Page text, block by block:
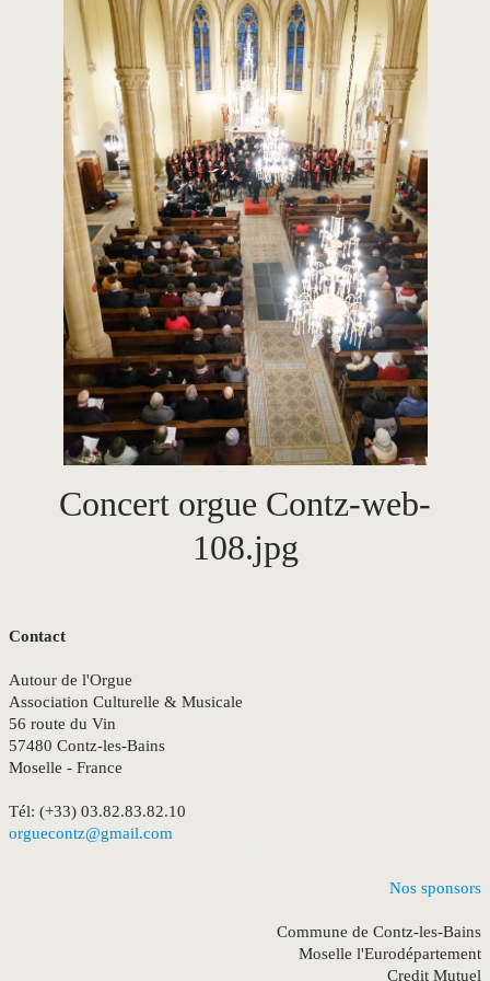
CONTACT
Concert orgue Contz-web-
108.jpg
Contact
Autour de l'Orgue
Association Culturelle & Musicale
56 route du Vin
57480 Contz-les-Bains
Moselle - France
Tél: (+33) 03.82.83.82.10
orguecontz@gmail.com
Nos sponsors
Commune de Contz-les-Bains
Moselle l'Eurodépartement
Credit Mutuel